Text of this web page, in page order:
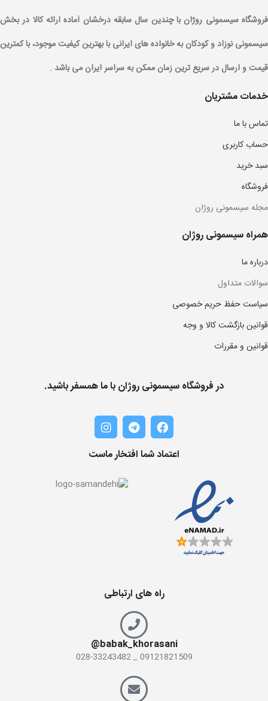
فروشگاه سیسمونی روژان با چندین سال سابقه درخشان آماده ارائه کالا در بخش
سیسمونی نوزاد و کودکان به خانواده های ایرانی با بهترین کیفیت موجود، با کمترین
قیمت و ارسال در سریع ترین زمان ممکن به سراسر ایران می باشد .
خدمات مشتریان
تماس با ما
حساب کاربری
سبد خرید
فروشگاه
مجله سیسمونی روژان
همراه سیسمونی روژان
درباره ما
سوالات متداول
سیاست حفظ حریم خصوصی
قوانین بازگشت کالا و وجه
قوانین و مقررات
در فروشگاه سیسمونی روژان با ما همسفر باشید.
اعتماد شما افتخار ماست
راه های ارتباطی
babak_khorasani@
09121821509 _ 028-33243482